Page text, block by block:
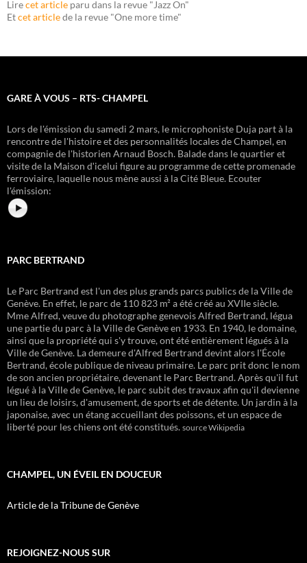
Lirecet article paru dans la revue "Jazz On"
Etcet articlede la revue "One more time"
GARE À VOUS – RTS- CHAMPEL
Lors de l'émission du samedi 2 mars, le microphoniste Duja part à la
rencontre de l'histoire et des personnalités locales de Champel, en
compagnie de l'historien Arnaud Bosch. Balade dans le quartier et
visite de la Maison dʹicelui figure au programme de cette promenade
ferroviaire, laquelle nous mène aussi à la Cité Bleue. Ecouter
l'émission:
PARC BERTRAND
Le Parc Bertrand est l'un des plus grands parcs publics de la Ville de
Genève. En effet, le parc de 110 823 m² a été créé au XVIIe siècle.
Mme Alfred, veuve du photographe genevois Alfred Bertrand, légua
une partie du parc à la Ville de Genève en 1933. En 1940, le domaine,
ainsi que la propriété qui s'y trouve, ont été entièrement légués à la
Ville de Genève. La demeure d'Alfred Bertrand devint alors l'École
Bertrand, école publique de niveau primaire. Le parc prit donc le nom
de son ancien propriétaire, devenant le Parc Bertrand. Après qu'il fut
légué à la Ville de Genève, le parc subit des travaux afin qu'il devienne
un lieu de loisirs, d'amusement, de sports et de détente. Un jardin à la
japonaise, avec un étang accueillant des poissons, et un espace de
liberté pour les chiens ont été constitués. source Wikipedia
CHAMPEL, UN ÉVEIL EN DOUCEUR
Article de la Tribune de Genève
REJOIGNEZ-NOUS SUR